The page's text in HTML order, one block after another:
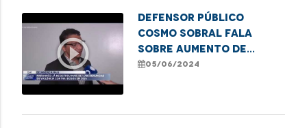
play_circle_outline
Defensor público
Cosmo Sobral fala
sobre aumento de
casos de violência
05/06/2024